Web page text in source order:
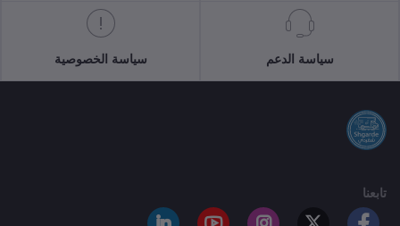
سياسة الدعم سياسة الخصوصية
تابعنا